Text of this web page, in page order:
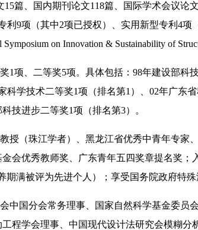
15篇、国内期刊论文118篇、国际学术会议论文
利 9项（其中2项已授权）、实用新型专利 4项
Symposium on Innovation & Sustainability of
1项、二等奖5项。具体包括： 98年建设部科
科学技术二等奖1项（排名第1 ）、 02年广东
技进步二等奖1项（排名第3）。
授（珠江学者）、黑龙江省优秀中青年专家
会优秀教师奖、广东青年五四奖章提名奖；
期满被评为先进个人）；享受国务院政府特殊
中国分会常务理事、国家自然科学基金委员
工程学会理事、中国现代设计法研究会模糊